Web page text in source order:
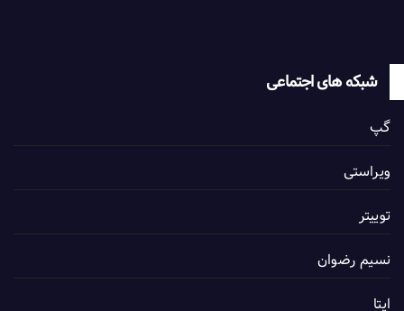
شبکه های اجتماعی
گپ
ویراستی
توییتر
نسیم رضوان
ایتا